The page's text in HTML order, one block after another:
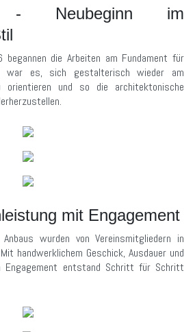
- Neubeginn im
die Arbeiten am Fundament für
war es, sich gestalterisch wieder am
orientieren und so die architektonische
mit Engagement
wurden von Vereinsmitgliedern in
handwerklichem Geschick, Ausdauer und
Engagement entstand Schritt für Schritt